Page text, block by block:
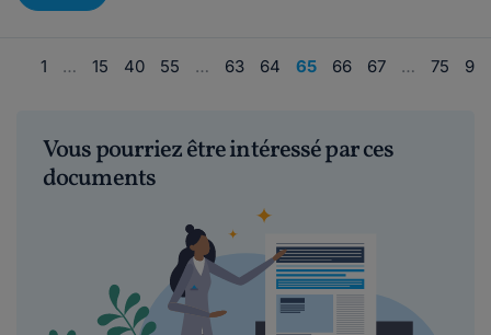
1 … 15 40 55 … 63 64 65 66 67 … 75 90
Vous pourriez être intéressé par ces
documents